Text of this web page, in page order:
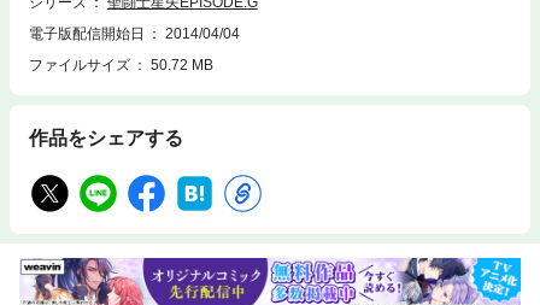
電子版配信開始日
2014/04/04
ファイルサイズ
50.72 MB
作品をシェアする